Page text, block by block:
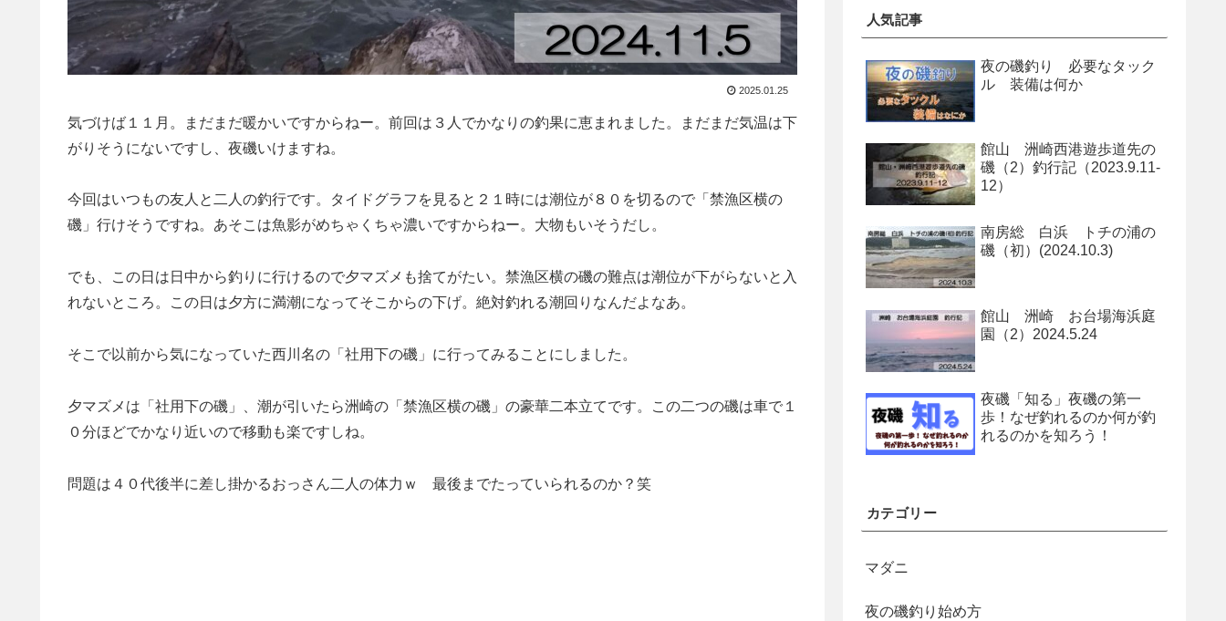
2025.01.25
気づけば１１月。まだまだ暖かいですからねー。前回は３人でかなりの釣果に恵まれました。まだまだ気温は下
がりそうにないですし、夜磯いけますね。
今回はいつもの友人と二人の釣行です。タイドグラフを見ると２１時には潮位が８０を切るので「禁漁区横の
磯」行けそうですね。あそこは魚影がめちゃくちゃ濃いですからねー。大物もいそうだし。
でも、この日は日中から釣りに行けるので夕マズメも捨てがたい。禁漁区横の磯の難点は潮位が下がらないと入
れないところ。この日は夕方に満潮になってそこからの下げ。絶対釣れる潮回りなんだよなあ。
そこで以前から気になっていた西川名の「社用下の磯」に行ってみることにしました。
夕マズメは「社用下の磯」、潮が引いたら洲崎の「禁漁区横の磯」の豪華二本立てです。この二つの磯は車で１
０分ほどでかなり近いので移動も楽ですしね。
問題は４０代後半に差し掛かるおっさん二人の体力ｗ 最後までたっていられるのか？笑
人気記事
夜の磯釣り 必要なタック
ル 装備は何か
館山 洲崎西港遊歩道先の
磯（2）釣行記（2023.9.11-
12）
南房総 白浜 トチの浦の
磯（初）(2024.10.3)
館山 洲崎 お台場海浜庭
園（2）2024.5.24
夜磯「知る」夜磯の第一
歩！なぜ釣れるのか何が釣
れるのかを知ろう！
カテゴリー
マダニ
夜の磯釣り始め方